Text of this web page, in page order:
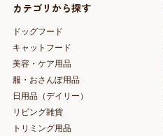
カテゴリから探す
ドッグフード
キャットフード
美容・ケア用品
服・おさんぽ用品
日用品（デイリー）
リビング雑貨
トリミング用品